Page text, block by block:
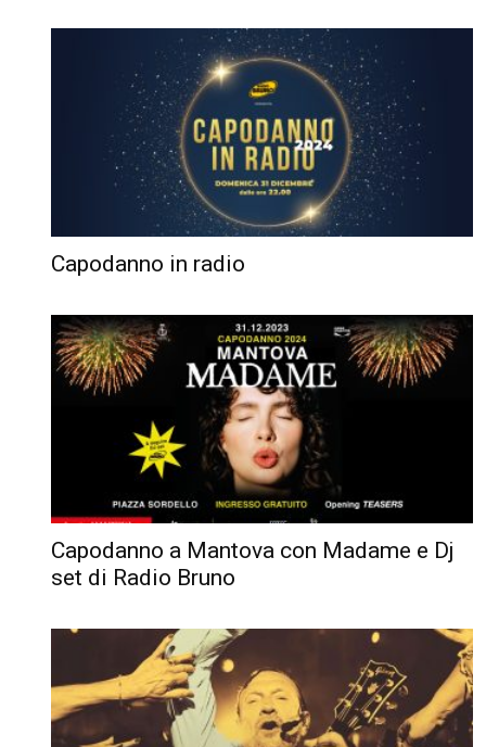
Capodanno in radio
Capodanno a Mantova con Madame e Dj
set di Radio Bruno